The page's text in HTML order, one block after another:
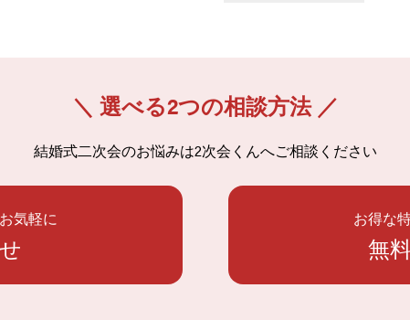
＼ 選べる2つの相談方法 ／
結婚式二次会のお悩みは2次会くんへご相談ください
気軽に お得な
無